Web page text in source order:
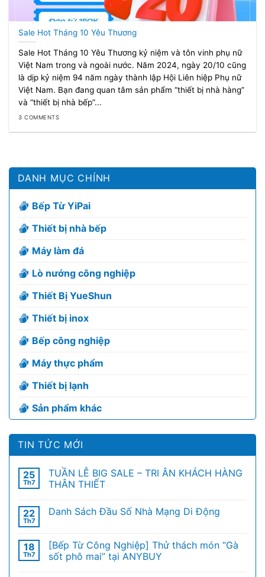
Sale Hot Tháng 10 Yêu Thương
Sale Hot Tháng 10 Yêu Thương kỷ niệm và tôn vinh phụ nữ
Việt Nam trong và ngoài nước. Năm 2024, ngày 20/10 cũng
là dịp kỷ niệm 94 năm ngày thành lập Hội Liên hiệp Phụ nữ
Việt Nam. Bạn đang quan tâm sản phẩm “thiết bị nhà hàng”
và “thiết bị nhà bếp”...
3 COMMENTS
DANH MỤC CHÍNH
Bếp Từ YiPai
Thiết bị nhà bếp
Máy làm đá
Lò nướng công nghiệp
Thiết Bị YueShun
Thiết bị inox
Bếp công nghiệp
Máy thực phẩm
Thiết bị lạnh
Sản phẩm khác
TIN TỨC MỚI
25
Th7
TUẦN LỄ BIG SALE – TRI ÂN KHÁCH HÀNG
THÂN THIẾT
22
Th7
Danh Sách Đầu Số Nhà Mạng Di Động
18
Th7
[Bếp Từ Công Nghiệp] Thử thách món “Gà
sốt phô mai” tại ANYBUY